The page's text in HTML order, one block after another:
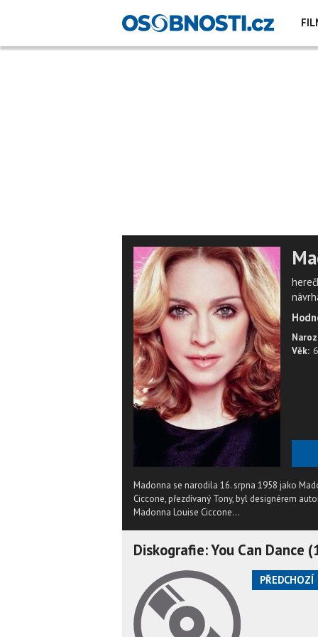
Věk:
Madonna se narodila 16. srpna 1958 jako
Ciccone, přezdívaný Tony, byl designérem
Madonna Louise Ciccone...
Diskografie: You Can Dance
PŘEDCHOZÍ